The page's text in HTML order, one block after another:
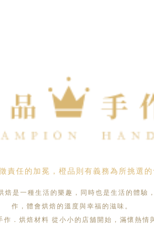
責任的加冕，橙品則有義務為所挑選
是一種生活的樂趣，同時也是生活的體驗
作，體會烘焙的溫度與幸福的滋味。
作．烘焙材料 從小小的店舖開始，滿懷熱情